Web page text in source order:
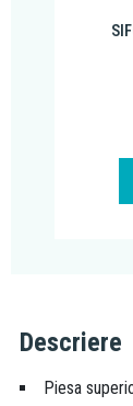
Descriere
Piesa